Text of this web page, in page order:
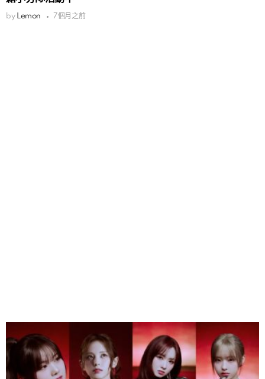
by Lemon 7個月之前